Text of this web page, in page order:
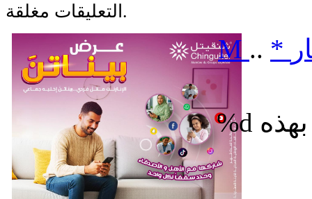
التعليقات مغلقة.
M .. *
%d